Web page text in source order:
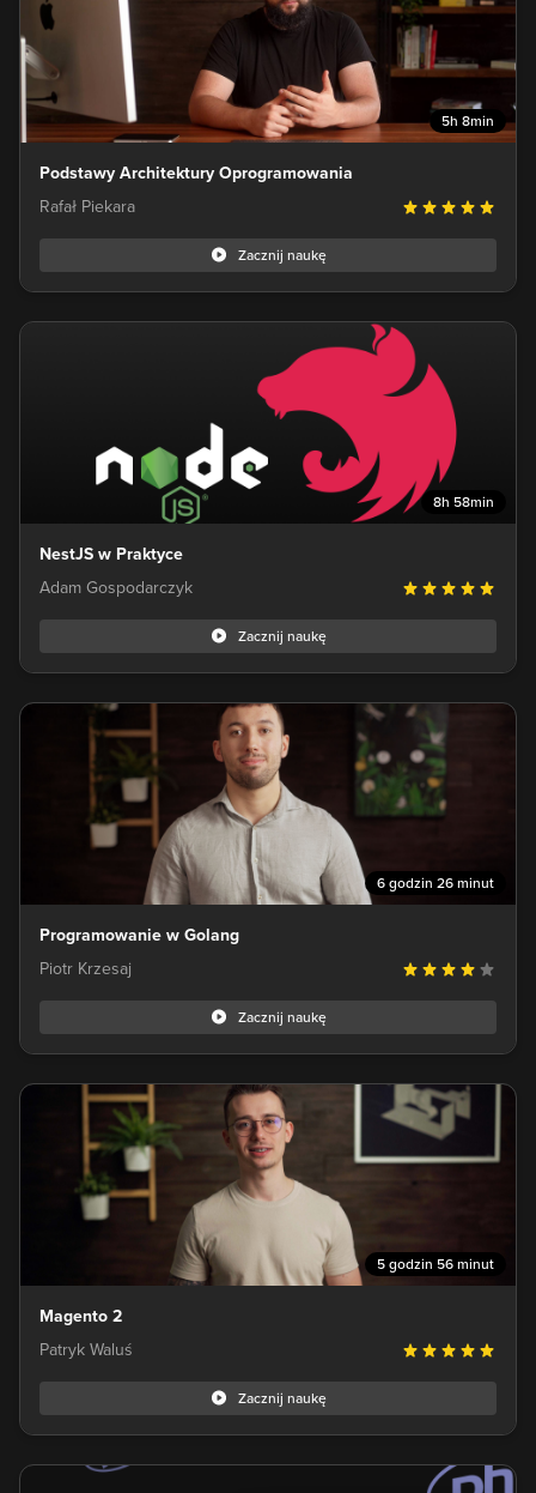
5h 8min
Podstawy Architektury Oprogramowania
Rafał Piekara
Zacznij naukę
8h 58min
NestJS w Praktyce
Adam Gospodarczyk
Zacznij naukę
6 godzin 26 minut
Programowanie w Golang
Piotr Krzesaj
Zacznij naukę
5 godzin 56 minut
Magento 2
Patryk Waluś
Zacznij naukę